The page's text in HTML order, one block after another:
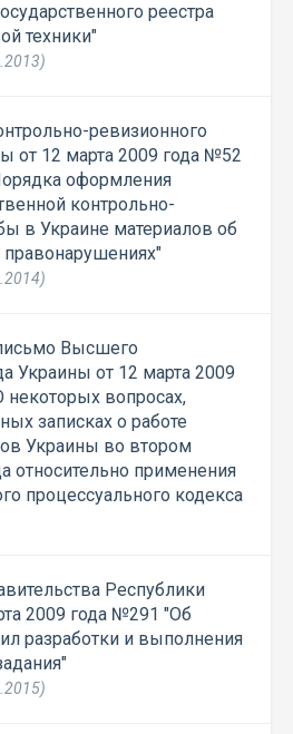
реестра
техники"
ревизионного
от 12 марта 2009 года №52
оформления
контрольно-
в Украине материалов об
Высшего
Украины от 12 марта 2009
вопросах,
записках о работе
Украины во втором
относительно применения
процессуального кодекса
Республики
2009 года №291 "Об
разработки и выполнения